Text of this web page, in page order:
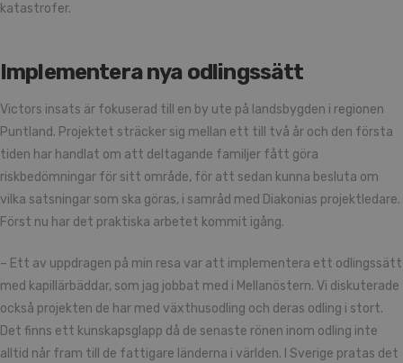
katastrofer.
Implementera nya odlingssätt
Victors insats är fokuserad till en by ute på landsbygden i regionen
Puntland. Projektet sträcker sig mellan ett till två år och den första
tiden har handlat om att deltagande familjer fått göra
riskbedömningar för sitt område, för att sedan kunna besluta om
vilka satsningar som ska göras, i samråd med Diakonias projektledare.
Först nu har det praktiska arbetet kommit igång.
– Ett av uppdragen på min resa var att implementera ett odlingssätt
med kapillärbäddar, som jag jobbat med i Mellanöstern. Vi diskuterade
också projekten de har med växthusodling och deras odling i stort.
Det finns ett kunskapsglapp då de senaste rönen inom odling inte
alltid når fram till de fattigare länderna i världen. I Sverige pratas det